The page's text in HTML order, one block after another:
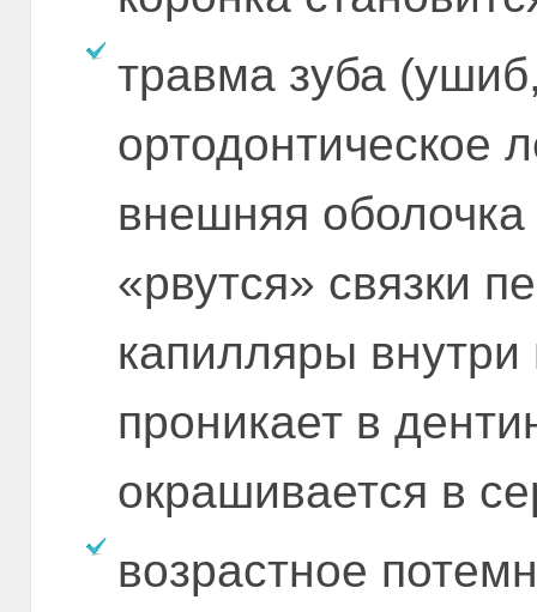
травма зуба
ортодонтическое
внешняя
«рвутся» связки
капилляры
проникает в
окрашивается в
возрастное